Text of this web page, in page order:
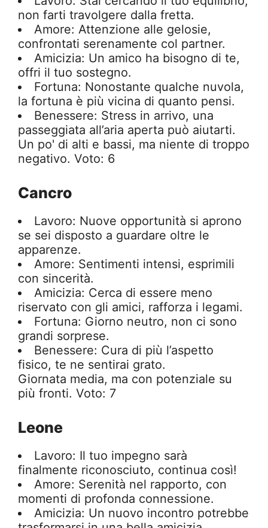
non farti travolgere dalla fretta.
Amore: Attenzione alle gelosie,
confrontati serenamente col partner.
Amicizia: Un amico ha bisogno di te,
offri il tuo sostegno.
Fortuna: Nonostante qualche nuvola,
la fortuna è più vicina di quanto pensi.
Benessere: Stress in arrivo, una
passeggiata all’aria aperta può aiutarti.
Un po' di alti e bassi, ma niente di troppo
negativo. Voto: 6
Cancro
Lavoro: Nuove opportunità si aprono
se sei disposto a guardare oltre le
apparenze.
Amore: Sentimenti intensi, esprimili
con sincerità.
Amicizia: Cerca di essere meno
riservato con gli amici, rafforza i legami.
Fortuna: Giorno neutro, non ci sono
grandi sorprese.
Benessere: Cura di più l’aspetto
fisico, te ne sentirai grato.
Giornata media, ma con potenziale su
più fronti. Voto: 7
Leone
Lavoro: Il tuo impegno sarà
finalmente riconosciuto, continua così!
Amore: Serenità nel rapporto, con
momenti di profonda connessione.
Amicizia: Un nuovo incontro potrebbe